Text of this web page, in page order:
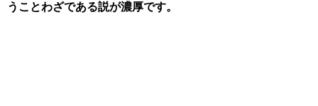
うことわざである説が濃厚です。